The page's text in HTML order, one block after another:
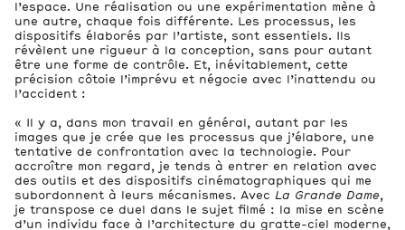
l’espace. Une réalisation ou une expérimentation mène à
une autre, chaque fois différente. Les processus, les
dispositifs élaborés par l’artiste, sont essentiels. Ils
révèlent une rigueur à la conception, sans pour autant
être une forme de contrôle. Et, inévitablement, cette
précision côtoie l’imprévu et négocie avec l’inattendu ou
l’accident :
« Il y a, dans mon travail en général, autant par les
images que je crée que les processus que j’élabore, une
tentative de confrontation avec la technologie. Pour
accroître mon regard, je tends à entrer en relation avec
des outils et des dispositifs cinématographiques qui me
subordonnent à leurs mécanismes. Avec La Grande Dame,
je transpose ce duel dans le sujet filmé : la mise en scène
d’un individu face à l’architecture du gratte-ciel moderne,